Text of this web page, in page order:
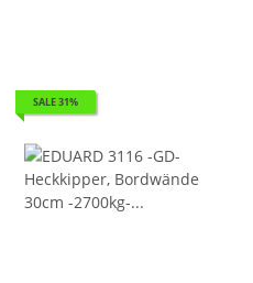
SALE 31%